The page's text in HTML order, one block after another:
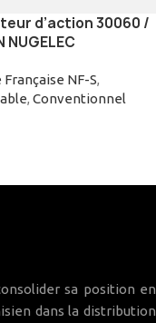
d’action 30060 /
NUGELEC
NF-S,
, Conventionnel
sa position en
dans la distribution